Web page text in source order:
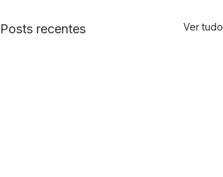
Posts recentes Ver tudo